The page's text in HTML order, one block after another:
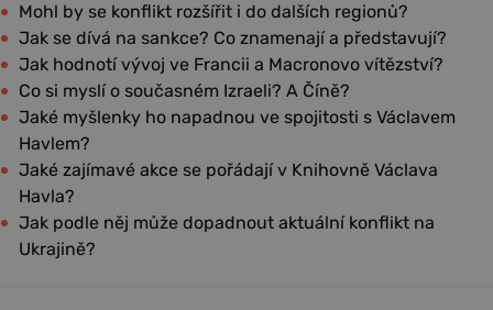
Mohl by se konflikt rozšířit i do dalších regionů?
Jak se dívá na sankce? Co znamenají a představují?
Jak hodnotí vývoj ve Francii a Macronovo vítězství?
Co si myslí o současném Izraeli? A Číně?
Jaké myšlenky ho napadnou ve spojitosti s Václavem
Havlem?
Jaké zajímavé akce se pořádají v Knihovně Václava
Havla?
Jak podle něj může dopadnout aktuální konflikt na
Ukrajině?